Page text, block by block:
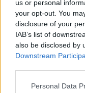
us or personal
your opt-out. You
disclosure of your
IAB’s list of
also be disclosed by
Downstream
Personal Data
Διαβάστε
Τροφές για να
τον χειμώνα
Λουίζα: Το